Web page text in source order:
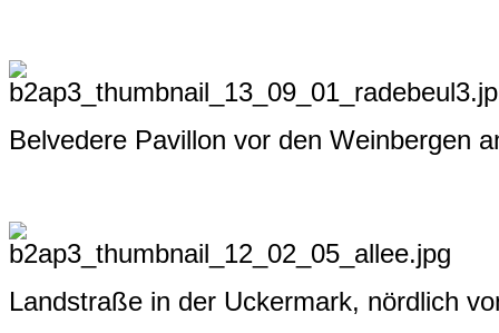
Belvedere Pavillon vor den Weinbergen
Landstraße in der Uckermark, nördlich